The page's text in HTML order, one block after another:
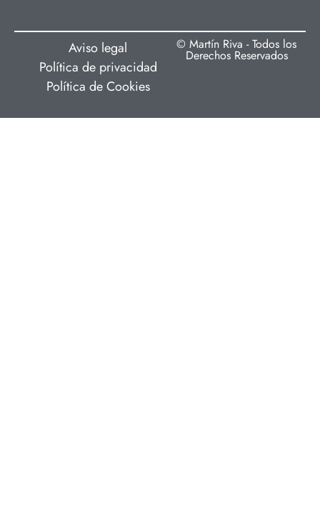
© Martín Riva - Todos los
Derechos Reservados
Aviso legal
Política de privacidad
Política de Cookies